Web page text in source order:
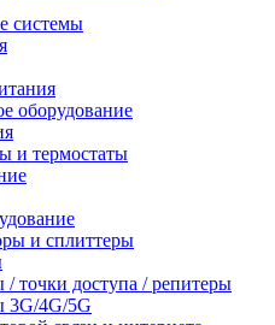
системы
оборудование
и термостаты
и сплиттеры
/ точки доступа / репитеры
3G/4G/5G